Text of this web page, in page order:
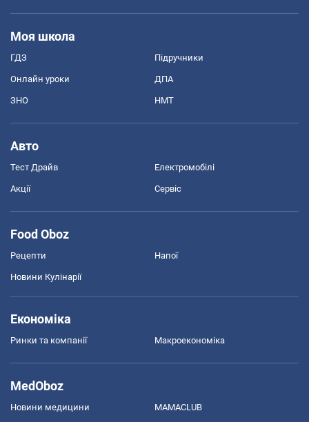
Моя школа
ГДЗ Підручники
Онлайн уроки ДПА
ЗНО НМТ
Авто
Тест Драйв Електромобілі
Акції Сервіс
Food Oboz
Рецепти Напої
Новини Кулінарії
Економіка
Ринки та компанії Макроекономіка
MedOboz
Новини медицини MAMACLUB